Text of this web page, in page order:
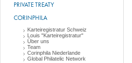
PRIVATE TREATY
CORINPHILA
Karteiregistratur Schweiz
Louis "Karteiregistratur"
Über uns
Team
Corinphila Niederlande
Global Philatelic Network